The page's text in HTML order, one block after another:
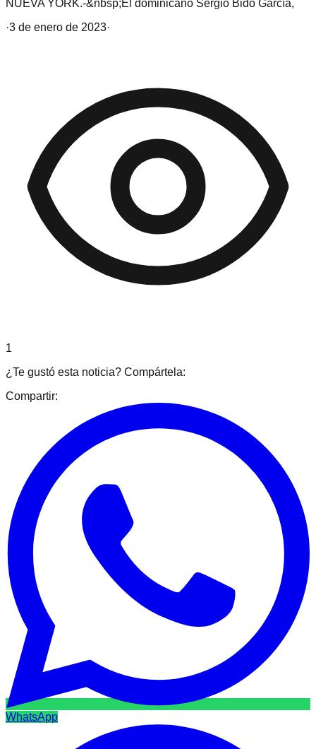
NUEVA YORK.-&nbsp;El dominicano Sergio Bidó García,
·3 de enero de 2023·
1
¿Te gustó esta noticia? Compártela:
Compartir:
WhatsApp